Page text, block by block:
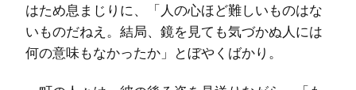
はため息まじりに、「人の心ほど難しいものはな
いものだねえ。結局、鏡を見ても気づかぬ人には
何の意味もなかったか」とぼやくばかり。